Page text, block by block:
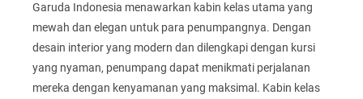
Garuda Indonesia menawarkan kabin kelas utama yang
mewah dan elegan untuk para penumpangnya. Dengan
desain interior yang modern dan dilengkapi dengan kursi
yang nyaman, penumpang dapat menikmati perjalanan
mereka dengan kenyamanan yang maksimal. Kabin kelas